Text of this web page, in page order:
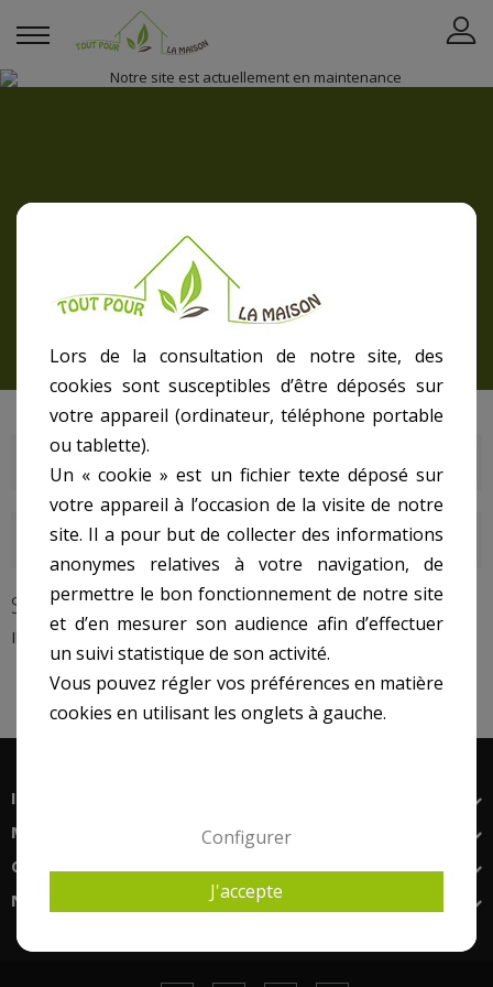
DERNIERS ARTICLES DU BLOG
SCP
Il n'y a aucun produit dans cette catégorie.
INFORMATIONS
MON COMPTE
CONTACTS
NEWSLETTER
Lors de la consultation de notre site, des
cookies sont susceptibles d’être déposés sur
votre appareil (ordinateur, téléphone portable
ou tablette).
Un « cookie » est un fichier texte déposé sur
votre appareil à l’occasion de la visite de notre
site. Il a pour but de collecter des informations
anonymes relatives à votre navigation, de
permettre le bon fonctionnement de notre site
et d’en mesurer son audience afin d’effectuer
un suivi statistique de son activité.
Vous pouvez régler vos préférences en matière
cookies en utilisant les onglets à gauche.
Configurer
J'accepte